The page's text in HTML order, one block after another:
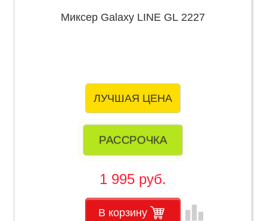
Миксер Galaxy LINE GL 2227
ЛУЧШАЯ ЦЕНА
РАССРОЧКА
1 995 руб.
В корзину leaderboard